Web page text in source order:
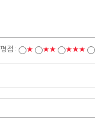
평점 : ★ ★★ ★★★